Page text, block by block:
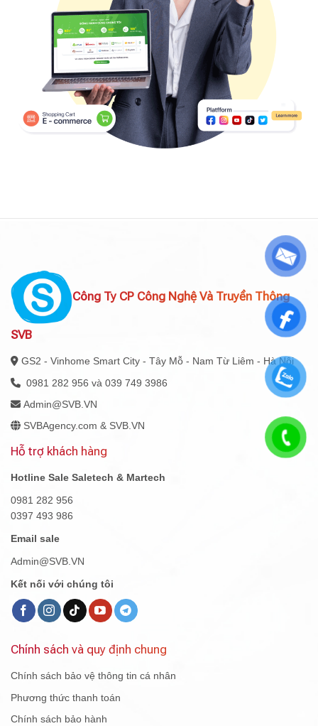
Công Ty CP Công Nghệ Và Truyền Thông
SVB
GS2 - Vinhome Smart City - Tây Mỗ - Nam Từ Liêm - Hà Nội
0981 282 956 và 039 749 3986
Admin@SVB.VN
SVBAgency.com & SVB.VN
Hỗ trợ khách hàng
Hotline Sale Saletech & Martech
0981 282 956
0397 493 986
Email sale
Admin@SVB.VN
Kết nối với chúng tôi
Chính sách và quy định chung
Chính sách bảo vệ thông tin cá nhân
Phương thức thanh toán
Chính sách bảo hành